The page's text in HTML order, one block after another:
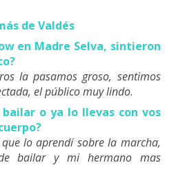
de Valdés
en Madre Selva, sintieron
la pasamos groso, sentimos
el público muy lindo.
o ya lo llevas con vos
lo aprendí sobre la marcha,
bailar y mi hermano mas